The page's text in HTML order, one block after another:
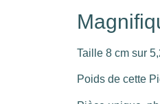
Taille 8 cm sur
Poids de cette